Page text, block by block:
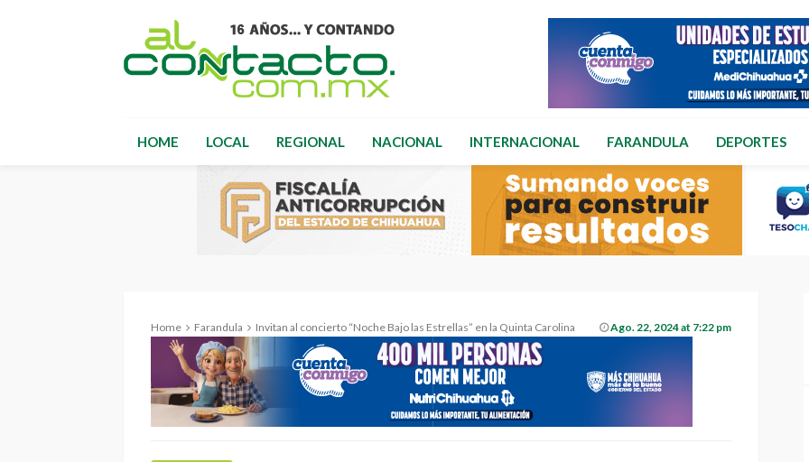
HOME LOCAL REGIONAL NACIONAL INTERNACIONAL FARANDULA DEPORTES
Home Farandula Invitan al concierto “Noche Bajo las Estrellas” en la Quinta Carolina Ago. 22, 2024 at 7:22 pm